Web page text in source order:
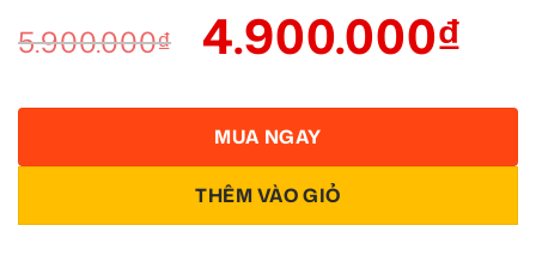
5.900.000₫ 4.900.000₫
THÊM VÀO GIỎ
MUA NGAY